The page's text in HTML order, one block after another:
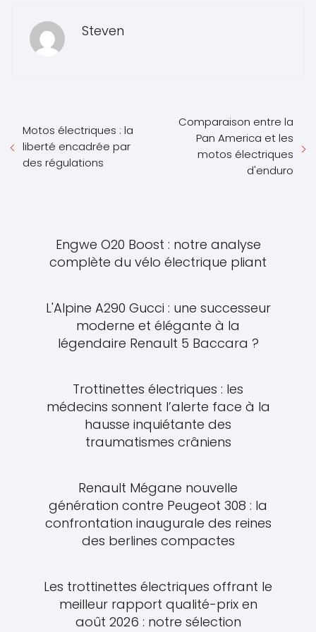
Steven
Motos électriques : la
liberté encadrée par
des régulations
Comparaison entre la
Pan America et les
motos électriques
d'enduro
Engwe O20 Boost : notre analyse
complète du vélo électrique pliant
L'Alpine A290 Gucci : une successeur
moderne et élégante à la
légendaire Renault 5 Baccara ?
Trottinettes électriques : les
médecins sonnent l’alerte face à la
hausse inquiétante des
traumatismes crâniens
Renault Mégane nouvelle
génération contre Peugeot 308 : la
confrontation inaugurale des reines
des berlines compactes
Les trottinettes électriques offrant le
meilleur rapport qualité-prix en
août 2026 : notre sélection